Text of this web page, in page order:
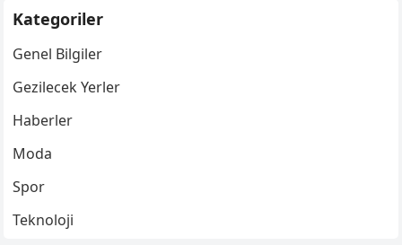
Kategoriler
Genel Bilgiler
Gezilecek Yerler
Haberler
Moda
Spor
Teknoloji